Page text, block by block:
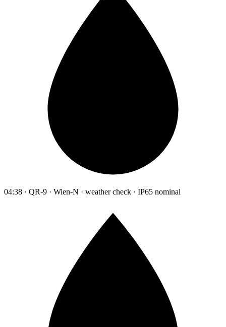
04:38 · QR-9 · Wien-N · weather check · IP65 nominal